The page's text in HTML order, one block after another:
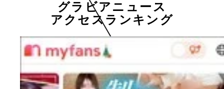
グラビアニュース
アクセスランキング